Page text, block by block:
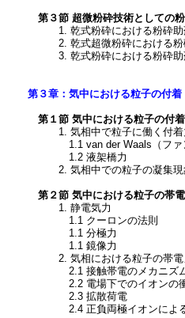
第３節 超微粉砕技術としての
1. 乾式粉砕における粉砕助
2. 乾式超微粉砕における粉
3. 乾式粉砕における粉砕助
第３章：気中における粒子の付
第１節 気中における粒子の付
1. 気相中で粒子に働く付着
1.1 van der Waals（ファン
1.2 液架橋力
2. 気相中での粒子の凝集現
第２節 気中における粒子の帯
1. 静電気力
1.1 クーロンの法則
1.1 分極力
1.1 鏡像力
2. 気相における粒子の帯電
2.1 接触帯電のメカニズ
2.2 電場下でのイオンの衝
2.3 拡散荷電
2.4 正負両極イオンによる